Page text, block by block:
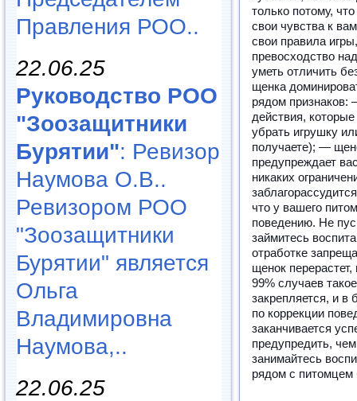
Правления РОО..
22.06.25
Руководство РОО
"Зоозащитники
Бурятии": Ревизор
Наумова О.В..
Ревизором РОО
"Зоозащитники
Бурятии" является
Ольга
Владимировна
Наумова,..
22.06.25
только потому,
свои чувства к
свои правила
превосходство
уметь отличить
щенка
рядом признаков:
действия,
убрать игрушку
получаете); —
предупреждает
никаких
что у вашего
поведению. Не
займитесь
отработке
щенок
99% случаев
закрепляется, и в
по коррекции
заканчивается
предупредить,
занимайтесь
рядом с питомцем